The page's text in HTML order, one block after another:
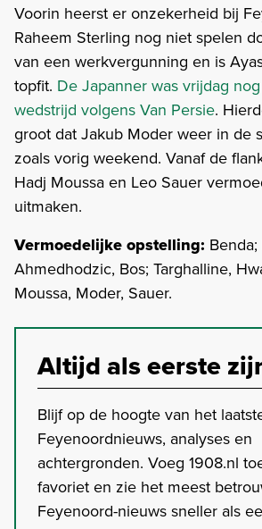
Voorin heerst er onzekerheid bij
Raheem Sterling nog niet spelen
van een werkvergunning en is
topfit. De Japanner was vrijdag
wedstrijd volgens Van Persie.
groot dat Jakub Moder weer in de
zoals vorig weekend. Vanaf de
Hadj Moussa en Leo Sauer
uitmaken.
Vermoedelijke opstelling:
Ahmedhodzic, Bos; Targhalline,
Moussa, Moder, Sauer.
Altijd als eerste
Blijf op de hoogte van het
Feyenoordnieuws, analyses en
achtergronden. Voeg 1908.nl
favoriet en zie het meest
Feyenoord-nieuws sneller als